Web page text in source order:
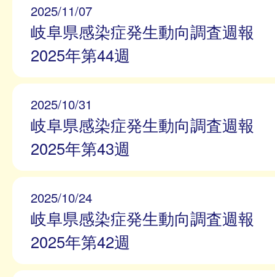
2025/11/07
岐阜県感染症発生動向調査週報
2025年第44週
2025/10/31
岐阜県感染症発生動向調査週報
2025年第43週
2025/10/24
岐阜県感染症発生動向調査週報
2025年第42週